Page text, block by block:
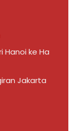
Hanoi ke Ha
Jakarta